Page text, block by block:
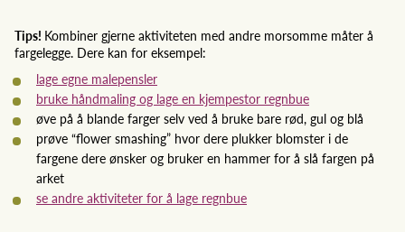
Tips! Kombiner gjerne aktiviteten med andre morsomme måter å
fargelegge. Dere kan for eksempel:
lage egne malepensler
bruke håndmaling og lage en kjempestor regnbue
øve på å blande farger selv ved å bruke bare rød, gul og blå
prøve “flower smashing” hvor dere plukker blomster i de
fargene dere ønsker og bruker en hammer for å slå fargen på
arket
se andre aktiviteter for å lage regnbue